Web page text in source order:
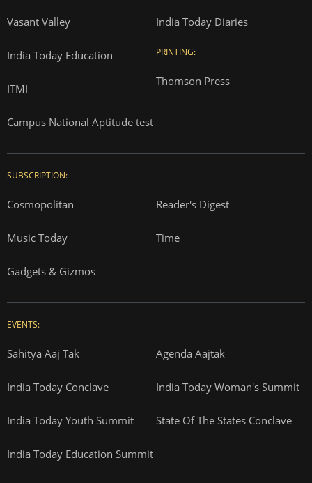
Vasant Valley
India Today Education
ITMI
Campus National Aptitude test
India Today Diaries
PRINTING:
Thomson Press
SUBSCRIPTION:
Cosmopolitan Reader's Digest
Music Today Time
Gadgets & Gizmos
EVENTS:
Sahitya Aaj Tak Agenda Aajtak
India Today Conclave India Today Woman's Summit
India Today Youth Summit State Of The States Conclave
India Today Education Summit